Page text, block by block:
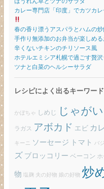
カレー専門店「印度」でカツカ
春の香り漂うアスパラとハムの炒
手作り無添加のお弁当が楽しめる
辛くないチキンのチリソース風
ホテルエミシア札幌で過ごす贅
ツナと白菜のヘルシーサラダ
レシピによく出るキーワード
かぼちゃ しめじ じゃが
ラガス アボカド エビ カ
キーニ ソーセージ トマト バ
ズ ブロッコリー ベーコン
物 塩麹 夫の好物 娘の好物 炒